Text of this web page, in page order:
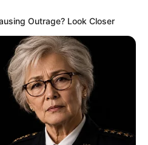
the secret to feeling your
Outrage? Look Closer